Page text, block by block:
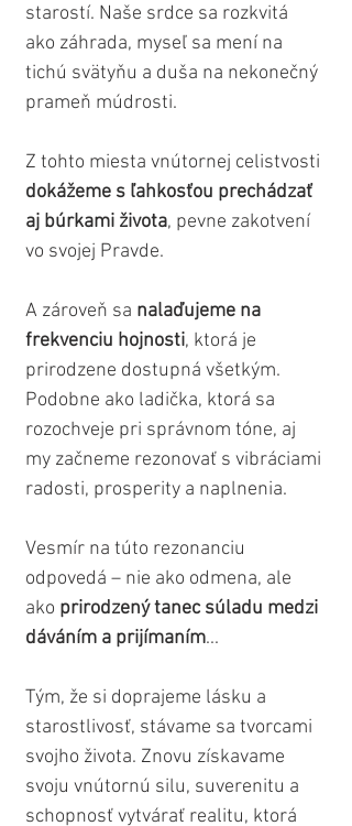
starostí. Naše srdce sa rozkvitá
ako záhrada, myseľ sa mení na
tichú svätyňu a duša na nekonečný
prameň múdrosti.
Z tohto miesta vnútornej celistvosti
dokážeme s ľahkosťou prechádzať
aj búrkami života, pevne zakotvení
vo svojej Pravde.
A zároveň sa nalaďujeme na
frekvenciu hojnosti, ktorá je
prirodzene dostupná všetkým.
Podobne ako ladička, ktorá sa
rozochveje pri správnom tóne, aj
my začneme rezonovať s vibráciami
radosti, prosperity a naplnenia.
Vesmír na túto rezonanciu
odpovedá – nie ako odmena, ale
ako prirodzený tanec súladu medzi
dáváním a prijímaním...
Tým, že si doprajeme lásku a
starostlivosť, stávame sa tvorcami
svojho života. Znovu získavame
svoju vnútornú silu, suverenitu a
schopnosť vytvárať realitu, ktorá